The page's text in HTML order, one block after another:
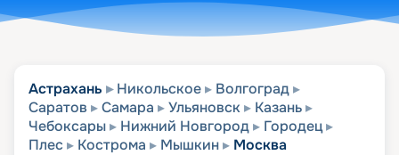
Астрахань Никольское
Волгоград
Саратов
Самара Ульяновск
Казань
Чебоксары
Нижний Новгород
Городец
Плес
Кострома Мышкин Москва